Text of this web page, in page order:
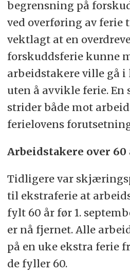
begrensning på
ved overføring av ferie
vektlagt at en
forskuddsferie kunne
arbeidstakere ville gå i
uten å avvikle ferie.
strider både mot
ferielovens
Arbeidstakere over 60
Tidligere var
til ekstraferie at
fylt 60 år før 1.
er nå fjernet. Alle
på en uke ekstra ferie
de fyller 60.